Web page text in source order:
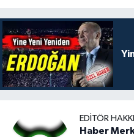
EDITÖR
Haber